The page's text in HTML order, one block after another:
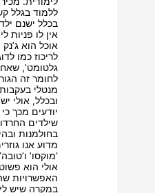
ללמוד בגלל
בכלל ישנם
אין לו פניות
אוכל הוא
לריכוז כמו
גלטומט’,
לחומר זה
מנטלי
ובכלל, אולי
יודעים מכך
שילדים
בחולמנות
מדוע אנו
‘מוקסו’
אולי הוא
האפשרויות
במקרה שיש